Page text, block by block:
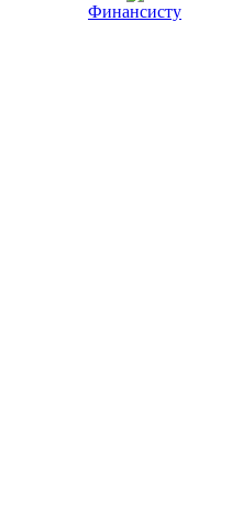
Финансисту